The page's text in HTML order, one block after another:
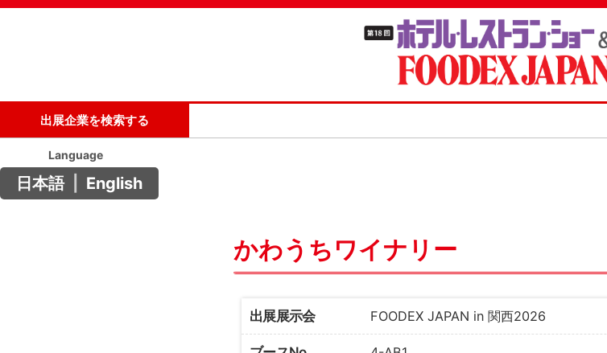
出展企業を検索する
Language
日本語 English
かわうちワイナリー
出展展示会 FOODEX JAPAN in 関西2026